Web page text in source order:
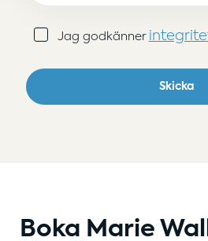
Samtycke
Jag godkänner
Skicka
Boka Marie